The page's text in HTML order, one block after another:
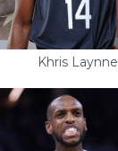
Khris Laynne